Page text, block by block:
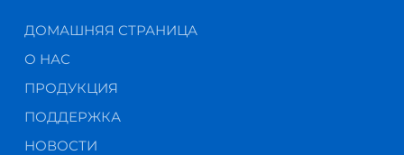
ДОМАШНЯЯ СТРАНИЦА
О НАС
ПРОДУКЦИЯ
ПОДДЕРЖКА
НОВОСТИ